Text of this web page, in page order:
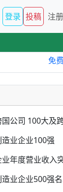
登录 投稿 注册
免
公司 100大及
业企业100强
年度营业收入
业企业500强